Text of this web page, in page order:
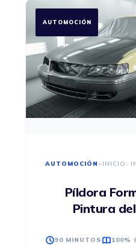
AUTOMOCIÓN
AUTOMOCIÓN • INICIO:
Píldora
Pintura
90 MINUTOS 100%